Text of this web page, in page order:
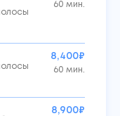
60 мин.
8,400₽
60 мин.
8,900₽